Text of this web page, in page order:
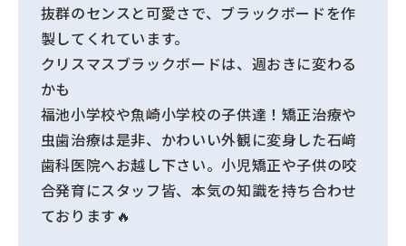
抜群のセンスと可愛さで、ブラックボードを作
製してくれています。
クリスマスブラックボードは、週おきに変わる
かも
福池小学校や魚崎小学校の子供達！矯正治療や
虫歯治療は是非、かわいい外観に変身した石﨑
歯科医院へお越し下さい。小児矯正や子供の咬
合発育にスタッフ皆、本気の知識を持ち合わせ
ております🔥